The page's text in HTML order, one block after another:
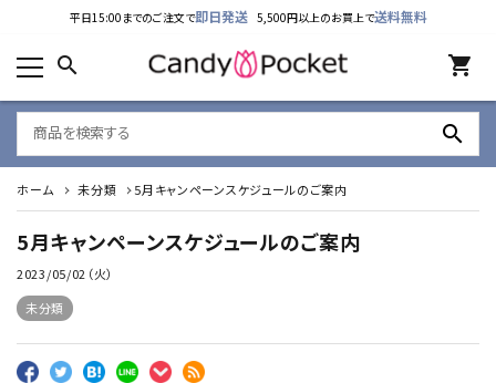
平日15:00までのご注文で即日発送5,500円以上のお買上で送料無料
search shopping_cart
search
ホーム 未分類 5月キャンペーンスケジュールのご案内
5月キャンペーンスケジュールのご案内
2023/05/02（火）
未分類
カテゴリーから探す
ランキング
新着商品
ご利用ガイド
特定商取引法表示について
個人情報取り扱いについて
お問い合わせ